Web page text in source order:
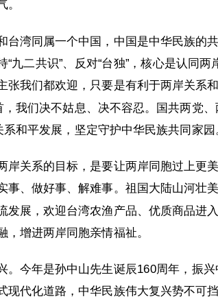
湾同属一个中国，中国是中华民族的
二共识”、反对“台独”，核心是认同两
我们都欢迎，只要是有利于两岸关系
我们决不姑息、决不容忍。国共两党
和平发展，坚定守护中华民族共同家园
岸关系的目标，是要让两岸同胞过上更
、做好事、解难事。祖国大陆山河壮
展，欢迎台湾农渔产品、优质商品进入
增进两岸同胞亲情福祉。
今年是孙中山先生诞辰160周年，振
代化道路，中华民族伟大复兴势不可